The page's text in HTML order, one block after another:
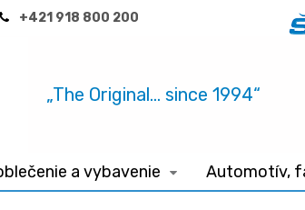
„The Original... since 1994“
+421 918 800 200
a vybavenie Automotív,